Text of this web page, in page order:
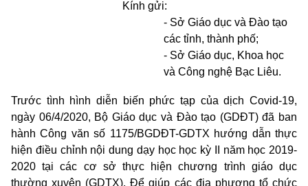
Kính gửi:
- Sở Giáo dục và Đào tạo
các tỉnh, thành phố;
- Sở Giáo dục, Khoa học
và Công nghệ Bạc Liêu.
Trước tình hình diễn biến phức tạp của dịch Covid-19,
ngày 06/4/2020, Bộ Giáo dục và Đào tạo (GDĐT) đã ban
hành Công văn số 1175/BGDĐT-GDTX hướng dẫn thực
hiện điều chỉnh nội dung dạy học học kỳ II năm học 2019-
2020 tại các cơ sở thực hiện chương trình giáo dục
thường xuyên (GDTX). Để giúp các địa phương tổ chức